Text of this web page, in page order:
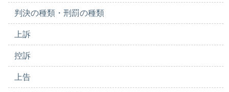
判決の種類・刑罰の種類
上訴
控訴
上告